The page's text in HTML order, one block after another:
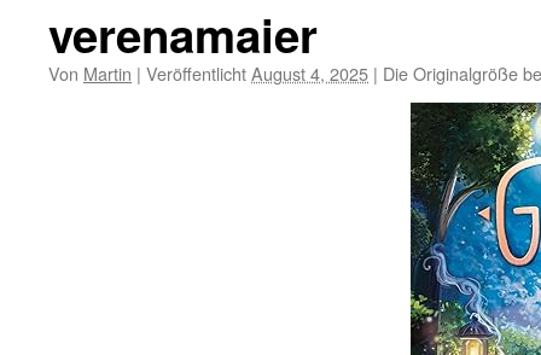
verenamaier
Von Martin | VeröffentlichtAugust 4, 2025 | Die Originalgröße